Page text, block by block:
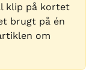
klip på kortet
brugt på én
om